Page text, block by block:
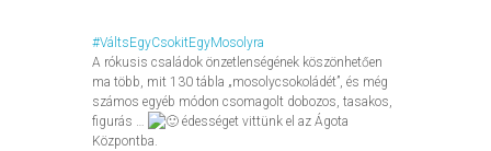
#VáltsEgyCsokitEgyMosolyra
A rókusis családok önzetlenségének köszönhetően
ma több, mit 130 tábla „mosolycsokoládét”, és még
számos egyéb módon csomagolt dobozos, tasakos,
figurás …
édességet vittünk el az Ágota
Központba.